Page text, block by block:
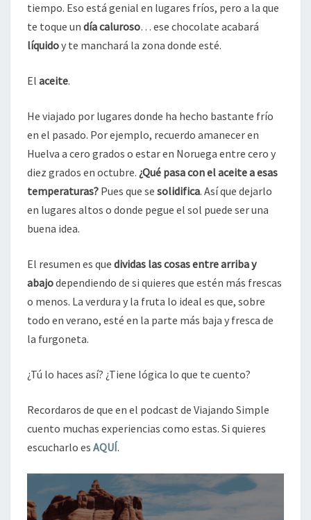
tiempo. Eso está genial en lugares fríos, pero a la que
te toque un día caluroso… ese chocolate acabará
líquidoy te manchará la zona donde esté.
El aceite.
He viajado por lugares donde ha hecho bastante frío
en el pasado. Por ejemplo, recuerdo amanecer en
Huelva a cero grados o estar en Noruega entre cero y
diez grados en octubre. ¿Qué pasa con el aceite a esas
temperaturas? Pues que se solidifica. Así que dejarlo
en lugares altos o donde pegue el sol puede ser una
buena idea.
El resumen es que dividas las cosas entre arriba y
abajodependiendo de si quieres que estén más frescas
o menos. La verdura y la fruta lo ideal es que, sobre
todo en verano, esté en la parte más baja y fresca de
la furgoneta.
¿Tú lo haces así? ¿Tiene lógica lo que te cuento?
Recordaros de que en el podcast de Viajando Simple
cuento muchas experiencias como estas. Si quieres
escucharlo es AQUÍ.